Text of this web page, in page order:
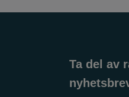
Ta del av